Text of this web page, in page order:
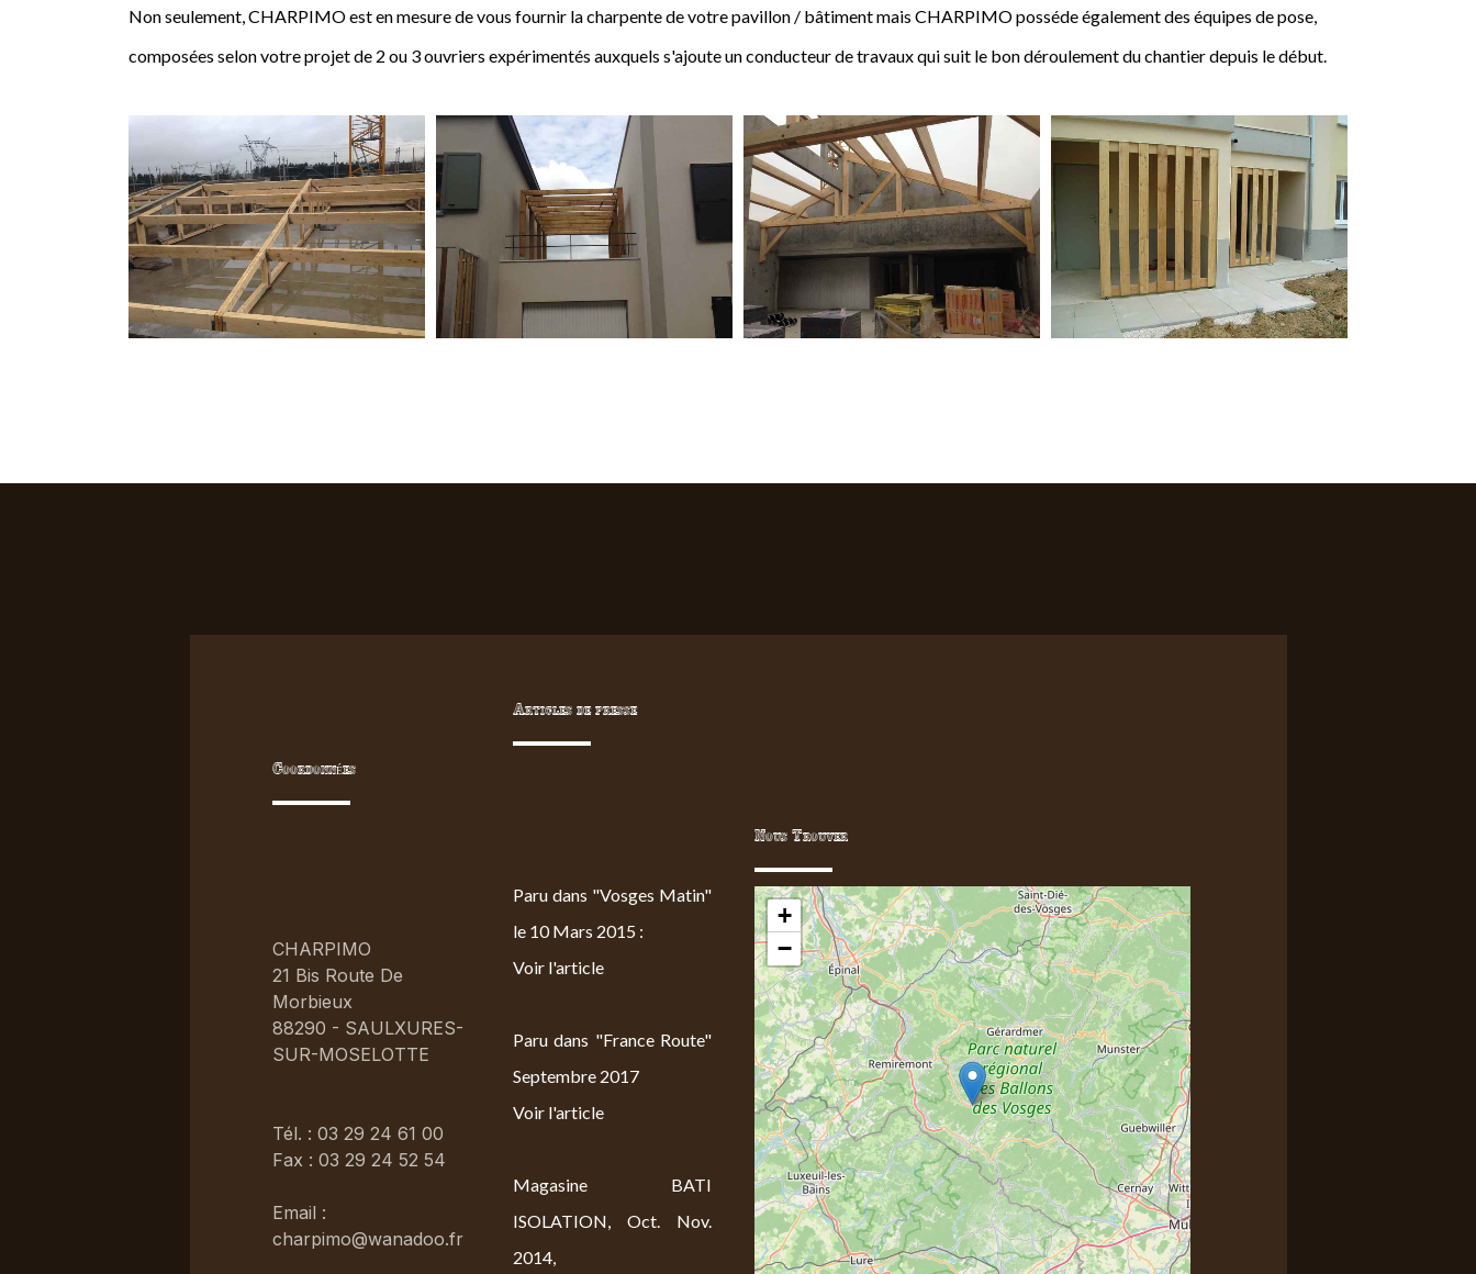
Non seulement, CHARPIMO est en mesure de vous fournir la charpente de votre pavillon / bâtiment mais CHARPIMO posséde également des équipes de pose,
composées selon votre projet de 2 ou 3 ouvriers expérimentés auxquels s'ajoute un conducteur de travaux qui suit le bon déroulement du chantier depuis le début.
Coordonnées
CHARPIMO
21 Bis Route De
Morbieux
88290 - SAULXURES-
SUR-MOSELOTTE
Tél. : 03 29 24 61 00
Fax : 03 29 24 52 54
Email :
charpimo@wanadoo.fr
Articles de presse
Paru dans "Vosges Matin"
le 10 Mars 2015 :
Voir l'article
Paru dans "France Route"
Septembre 2017
Voir l'article
Magasine BATI
ISOLATION, Oct. Nov.
2014,
Nous Trouver
+
−